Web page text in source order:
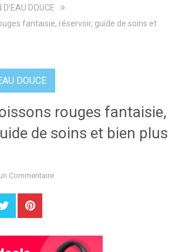
D’EAU DOUCE
fantaisie, réservoir, guide de soins et
DOUCE
rouges fantaisie,
de soins et bien plus
Commentaire